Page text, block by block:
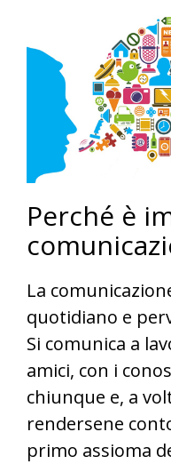
Perché è
La
quotidiano e
Si comunica a
amici, con i
chiunque e, a
rendersene
primo assioma